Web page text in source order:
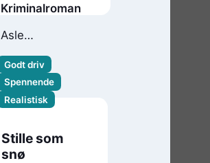
Kriminalroman
Asle
Godt driv
Spennende
Realistisk
Stille som
snø